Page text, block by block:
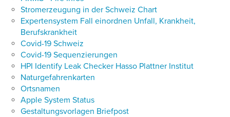
Stromerzeugung in der Schweiz Chart
Expertensystem Fall einordnen Unfall, Krankheit,
Berufskrankheit
Covid-19 Schweiz
Covid-19 Sequenzierungen
HPI Identify Leak Checker Hasso Plattner Institut
Naturgefahrenkarten
Ortsnamen
Apple System Status
Gestaltungsvorlagen Briefpost